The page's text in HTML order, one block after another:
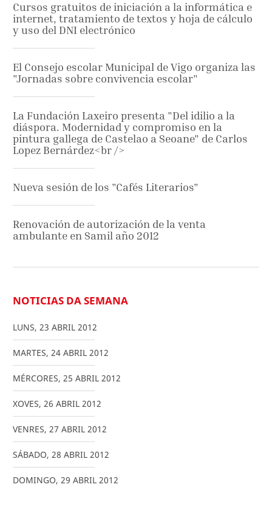
Cursos gratuitos de iniciación a la informática e
internet, tratamiento de textos y hoja de cálculo
y uso del DNI electrónico
El Consejo escolar Municipal de Vigo organiza las
"Jornadas sobre convivencia escolar"
La Fundación Laxeiro presenta "Del idilio a la
diáspora. Modernidad y compromiso en la
pintura gallega de Castelao a Seoane" de Carlos
Lopez Bernárdez<br />
Nueva sesión de los "Cafés Literarios"
Renovación de autorización de la venta
ambulante en Samil año 2012
NOTICIAS DA SEMANA
LUNS, 23 ABRIL 2012
MARTES, 24 ABRIL 2012
MÉRCORES, 25 ABRIL 2012
XOVES, 26 ABRIL 2012
VENRES, 27 ABRIL 2012
SÁBADO, 28 ABRIL 2012
DOMINGO, 29 ABRIL 2012